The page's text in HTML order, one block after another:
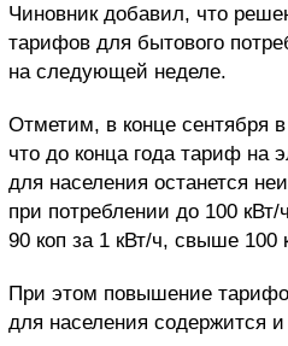
Чиновник добавил, что
тарифов для бытового
на следующей неделе.
Отметим, в конце сентября
что до конца года тариф на
для населения останется
при потреблении до 100
90 коп за 1 кВт/ч, свыше 100
При этом повышение
для населения содержится